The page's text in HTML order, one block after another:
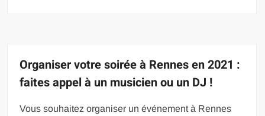
Organiser votre soirée à Rennes en 2021 :
faites appel à un musicien ou un DJ !
Vous souhaitez organiser un événement à Rennes